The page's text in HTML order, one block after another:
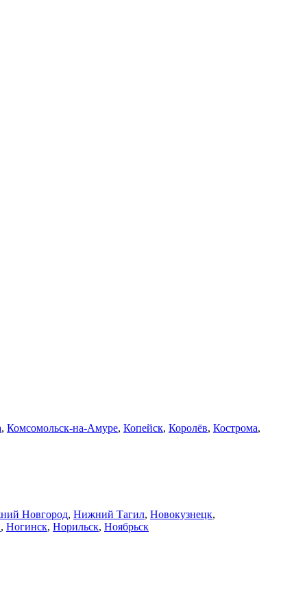
, Комсомольск-на-Амуре, Копейск, Королёв, Кострома,
Новгород, Нижний Тагил, Новокузнецк,
, Ногинск, Норильск, Ноябрьск